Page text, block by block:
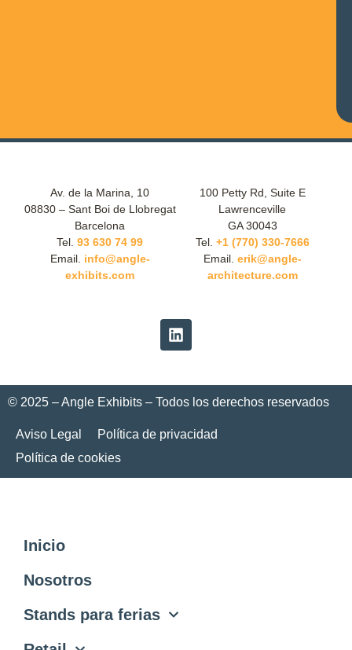
Av. de la Marina, 10
08830 – Sant Boi de Llobregat
Barcelona
Tel. 93 630 74 99
Email. info@angle-
exhibits.com
100 Petty Rd, Suite E
Lawrenceville
GA 30043
Tel. +1 (770) 330-7666
Email. erik@angle-
architecture.com
© 2025 – Angle Exhibits – Todos los derechos reservados
Aviso Legal
Política de privacidad
Política de cookies
Inicio
Nosotros
Stands para ferias